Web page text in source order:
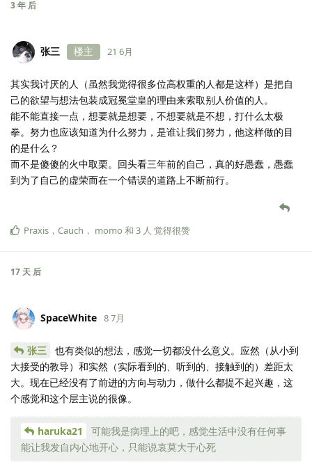
3 年 后
张三 楼主 21 6月
其实我讨厌的人（虽然我觉得很多位高权重的人都是这样）是把自
己的欲望与想法包装成冠冕堂皇的理由来索取别人价值的人。
能不能直接一点，想要就是想要，不想要就是不想，打什么太极
拳。努力也应该知道为什么努力，是谁让我们努力，他这样做的目
的是什么？
而不是傻傻的火中取栗。回头看三年前的自己，真的好愚蠢，愚蠢
到为了自己的虚荣而在一个错误的道路上不断前行。
Praxis ， Cauch ， momo 和 3 人 觉得很赞
17 天 后
SpaceWhite 8 7月
张三
也有类似的想法，感觉一切都没什么意义。应然（从小到
大接受的教导）和实然（实际看到的、听到的、接触到的）差距太
大。现在已经没有了前进的方向与动力，做什么都提不起兴趣，这
个感觉和这个层主说的很像。
haruka21
可能我是病理上的吧，感觉生活中没有任何事
能让我发自内心地开心，只能说哀莫大于心死